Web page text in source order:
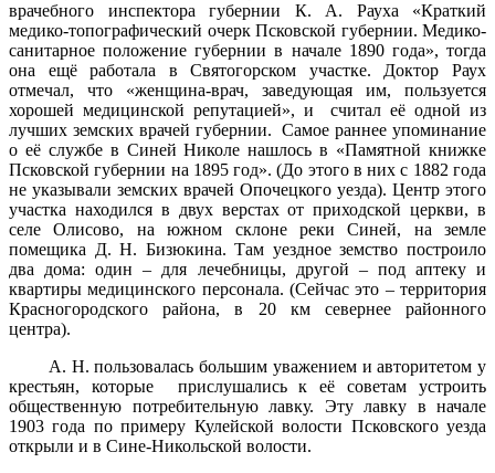
врачебного инспектора губернии К. А. Рауха «Краткий
медико-топографический очерк Псковской губернии. Медико-
санитарное положение губернии в начале 1890 года», тогда
она ещё работала в Святогорском участке. Доктор Раух
отмечал, что «женщина-врач, заведующая им, пользуется
хорошей медицинской репутацией», и считал её одной из
лучших земских врачей губернии. Самое раннее упоминание
о её службе в Синей Николе нашлось в «Памятной книжке
Псковской губернии на 1895 год». (До этого в них с 1882 года
не указывали земских врачей Опочецкого уезда). Центр этого
участка находился в двух верстах от приходской церкви, в
селе Олисово, на южном склоне реки Синей, на земле
помещика Д. Н. Бизюкина. Там уездное земство построило
два дома: один – для лечебницы, другой – под аптеку и
квартиры медицинского персонала. (Сейчас это – территория
Красногородского района, в 20 кмсевернее районного
центра).
А. Н. пользовалась большим уважением и авторитетом у
крестьян, которые прислушались к её советам устроить
общественную потребительную лавку. Эту лавку в начале
1903 года по примеру Кулейской волости Псковского уезда
открыли и в Сине-Никольской волости.